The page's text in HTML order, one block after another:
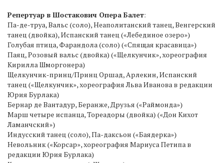
Репертуар в Шостакович Опера Балет:
Па-де-труа, Вальс (соло), Неаполитанский танец, Венгерский
танец (двойка), Испанский танец («Лебединое озеро»)
Голубая птица, Фарандола (соло) («Спящая красавица»)
Паяц, Розовый вальс (двойка) («Щелкунчик», хореография
Кирилла Шморгонера)
Щелкунчик-принц/Принц Оршад, Арлекин, Испанский
танец («Щелкунчик», хореография Льва Иванова в редакции
Юрия Бурлака)
Бернар де Вантадур, Беранже, Друзья («Раймонда»)
Марш четыре испанца, Тореадоры (двойка) («Дон Кихот
Ламанчский»)
Индусский танец (соло), Па-даксьон («Баядерка»)
Невольник («Корсар», хореография Мариуса Петипа в
редакции Юрия Бурлака)